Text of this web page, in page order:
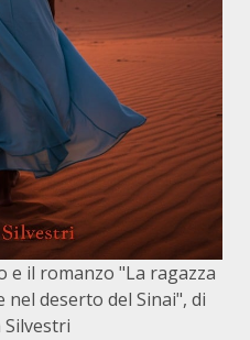
il romanzo "La ragazza
deserto del Sinai", di
Silvestri